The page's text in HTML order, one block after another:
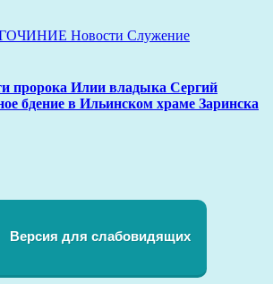
Новости Служение
пророка Илии владыка Сергий
бдение в Ильинском храме Заринска
Версия для слабовидящих